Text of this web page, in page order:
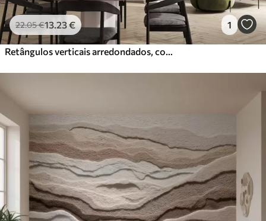
22.05€13 .23€ 1